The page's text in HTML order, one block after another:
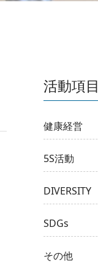
活動項目
健康経営
5S活動
DIVERSITY
SDGs
その他